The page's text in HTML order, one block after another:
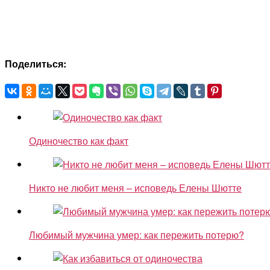
Поделиться:
Одиночество как факт
Никто не любит меня – исповедь Елены Шютте
Любимый мужчина умер: как пережить потерю?